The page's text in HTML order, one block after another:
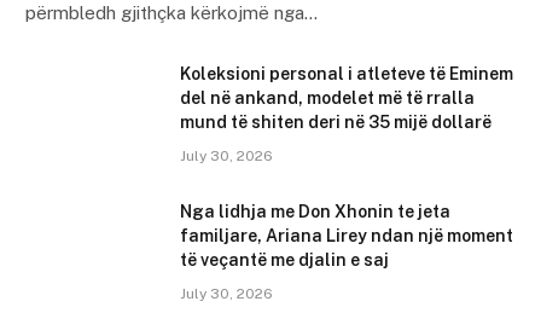
përmbledh gjithçka kërkojmë nga…
Koleksioni personal i atleteve të Eminem
del në ankand, modelet më të rralla
mund të shiten deri në 35 mijë dollarë
July 30, 2026
Nga lidhja me Don Xhonin te jeta
familjare, Ariana Lirey ndan një moment
të veçantë me djalin e saj
July 30, 2026